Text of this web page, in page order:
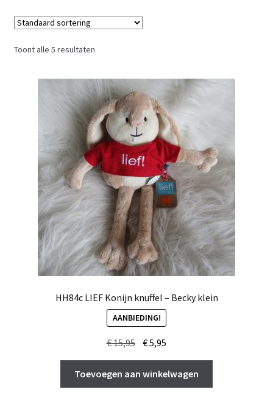
Toont alle 5 resultaten
HH84c LIEF Konijn knuffel – Becky klein
AANBIEDING!
€15,95 Oorspronkelijke
prijs
was:
€ 15,95.
€5,95
prijs
is:
€ 5,95.
Toevoegen aan winkelwagen